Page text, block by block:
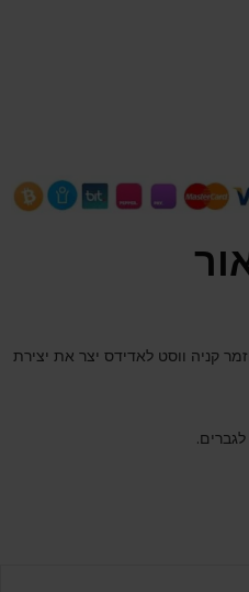
קניה ווסט לאדידס יצר את יצירת